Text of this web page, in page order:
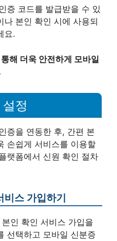
증 코드를 발급받을 수 있
나 본인 확인 시에 사용되
요.
해 더욱 안전하게 모바일
정
증을 연동한 후, 간편 본
손쉽게 서비스를 이용할
랫폼에서 신원 확인 절차
비스 가입하기
인 확인 서비스 가입을
선택하고 모바일 신분증